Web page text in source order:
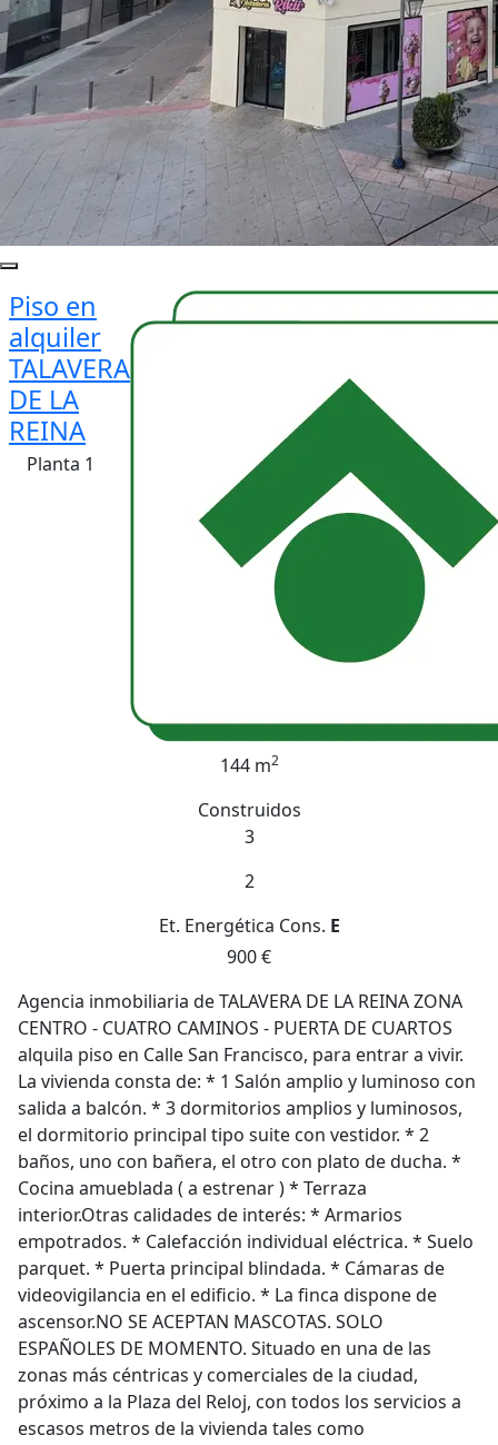
Piso en
alquiler
TALAVERA
DE LA
REINA
Planta 1
144 m2
Construidos
3
2
Et. Energética Cons. E
900 €
Agencia inmobiliaria de TALAVERA DE LA REINA ZONA
CENTRO - CUATRO CAMINOS - PUERTA DE CUARTOS
alquila piso en Calle San Francisco, para entrar a vivir.
La vivienda consta de: * 1 Salón amplio y luminoso con
salida a balcón. * 3 dormitorios amplios y luminosos,
el dormitorio principal tipo suite con vestidor. * 2
baños, uno con bañera, el otro con plato de ducha. *
Cocina amueblada ( a estrenar ) * Terraza
interior.Otras calidades de interés: * Armarios
empotrados. * Calefacción individual eléctrica. * Suelo
parquet. * Puerta principal blindada. * Cámaras de
videovigilancia en el edificio. * La finca dispone de
ascensor.NO SE ACEPTAN MASCOTAS. SOLO
ESPAÑOLES DE MOMENTO. Situado en una de las
zonas más céntricas y comerciales de la ciudad,
próximo a la Plaza del Reloj, con todos los servicios a
escasos metros de la vivienda tales como